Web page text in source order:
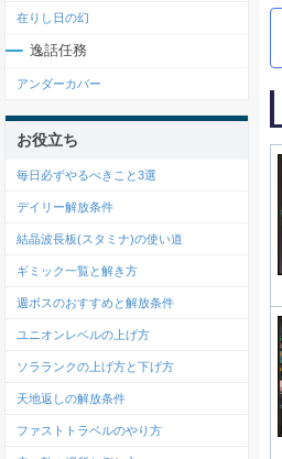
在りし日の幻
逸話任務
アンダーカバー
お役立ち
毎日必ずやるべきこと3選
デイリー解放条件
結晶波長板(スタミナ)の使い道
ギミック一覧と解き方
週ボスのおすすめと解放条件
ユニオンレベルの上げ方
ソラランクの上げ方と下げ方
天地返しの解放条件
ファストトラベルのやり方